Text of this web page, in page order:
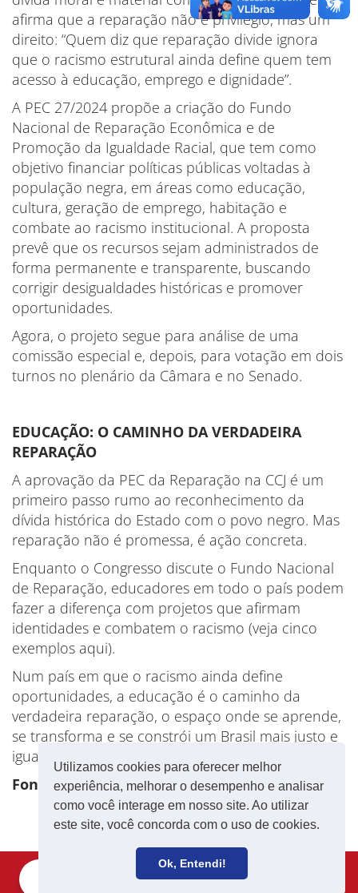
Utilizamos cookies para oferecer melhor
experiência, melhorar o desempenho e analisar
como você interage em nosso site. Ao utilizar
este site, você concorda com o uso de cookies.
Ok, Entendi!
afirma que a reparação não é privilégio, mas um
direito: “Quem diz que reparação divide ignora
que o racismo estrutural ainda define quem tem
acesso à educação, emprego e dignidade”.
A PEC 27/2024 propõe a criação do Fundo
Nacional de Reparação Econômica e de
Promoção da Igualdade Racial, que tem como
objetivo financiar políticas públicas voltadas à
população negra, em áreas como educação,
cultura, geração de emprego, habitação e
combate ao racismo institucional. A proposta
prevê que os recursos sejam administrados de
forma permanente e transparente, buscando
corrigir desigualdades históricas e promover
oportunidades.
Agora, o projeto segue para análise de uma
comissão especial e, depois, para votação em dois
turnos no plenário da Câmara e no Senado.
EDUCAÇÃO: O CAMINHO DA VERDADEIRA
REPARAÇÃO
A aprovação da PEC da Reparação na CCJ é um
primeiro passo rumo ao reconhecimento da
dívida histórica do Estado com o povo negro. Mas
reparação não é promessa, é ação concreta.
Enquanto o Congresso discute o Fundo Nacional
de Reparação, educadores em todo o país podem
fazer a diferença com projetos que afirmam
identidades e combatem o racismo (veja cinco
exemplos aqui).
Num país em que o racismo ainda define
oportunidades, a educação é o caminho da
verdadeira reparação, o espaço onde se aprende,
se transforma e se constrói um Brasil mais justo e
igualitário.
Fonte: CNTE
Receba notícias